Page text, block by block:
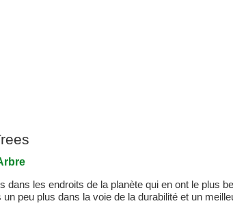
les endroits de la planète qui en ont le plus
peu plus dans la voie de la durabilité et un